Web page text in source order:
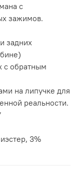
с
зажимов.
задних
с обратным
на липучке для
реальности.
3%